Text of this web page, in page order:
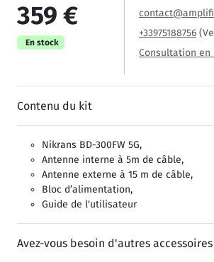
359 €
En stock
+33975188756
Consultation en
Contenu du kit
Nikrans BD-300FW 5G,
Antenne interne à 5m de câble,
Antenne externe à 15 m de câble,
Bloc d’alimentation,
Guide de l'utilisateur
Avez-vous besoin d'autres accessoires